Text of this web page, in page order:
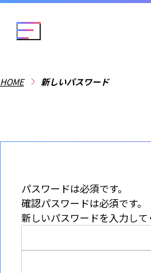
メニューを開閉する
HOME 新しいパスワード
パスワードは必須です。
確認パスワードは必須です。
新しいパスワードを入力し